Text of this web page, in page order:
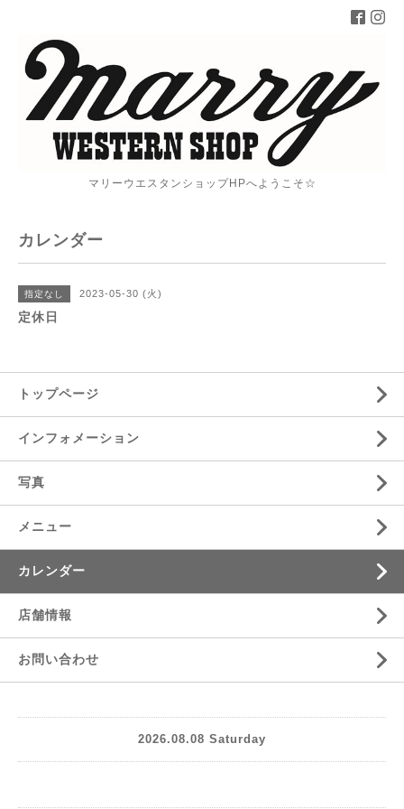
マリーウエスタンショップHPへようこそ☆
カレンダー
指定なし 2023-05-30 (火)
定休日
トップページ
インフォメーション
写真
メニュー
カレンダー
店舗情報
お問い合わせ
2026.08.08 Saturday